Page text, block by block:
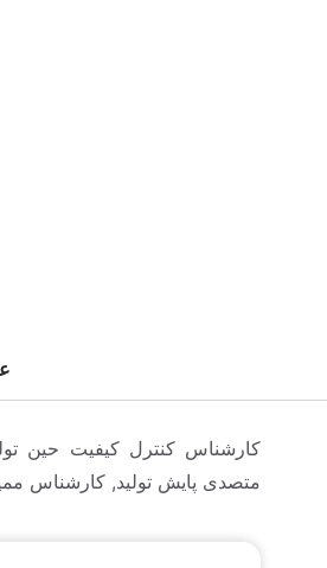
کارشناس کنترل کیفیت حین
متصدی پایش تولید, کارشناس